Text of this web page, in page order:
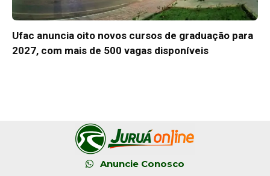
Ufac anuncia oito novos cursos de graduação para
2027, com mais de 500 vagas disponíveis
Anuncie Conosco